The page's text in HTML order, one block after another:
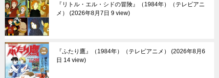
『リトル・エル・シドの冒険』（1984年）（テレビアニ
メ）
2026年8月7日 9 view
『ふたり鷹』（1984年）（テレビアニメ）
2026年8月6
日 14 view